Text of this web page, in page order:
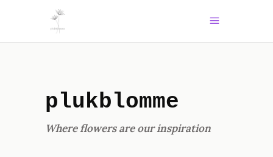
plukblomme
Where flowers are our inspiration